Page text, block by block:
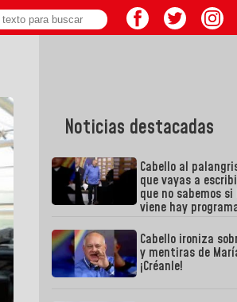
Noticias destacadas
Cabello al
que vayas a
que no sabemos
viene hay
Cabello ironiza
y mentiras de
¡Créanle!